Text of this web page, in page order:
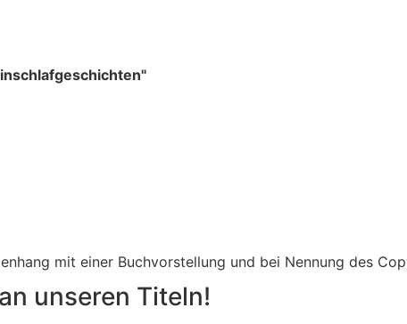
mit einer Buchvorstellung und bei Nennung des
unseren Titeln!